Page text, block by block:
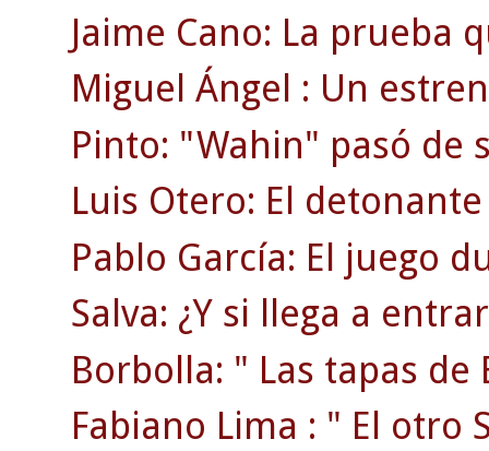
Jaime Cano: La prueba
Miguel Ángel : Un
Pinto: "Wahin" pasó de
Luis Otero: El
Pablo García: El juego
Salva: ¿Y si llega a
Borbolla: " Las tapas de
Fabiano Lima : " El otro